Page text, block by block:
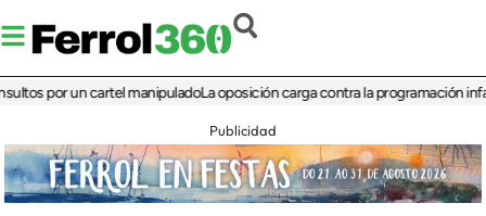
por un cartel manipuladoLa oposición carga contra la programación infantil
Publicidad